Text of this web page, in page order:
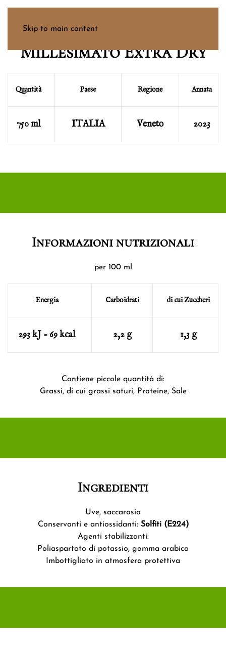
Skip to main content
Spumante Bianco
Millesimato Extra Dry
Quantità Paese Regione Annata
750 ml ITALIA Veneto 2023
Informazioni nutrizionali
per 100 ml
Energia Carboidrati di cui Zuccheri
293 kJ - 69 kcal 2,2 g 1,3 g
Contiene piccole quantità di:
Grassi, di cui grassi saturi, Proteine, Sale
Ingredienti
Uve, saccarosio
Conservanti e antiossidanti: Solfiti (E224)
Agenti stabilizzanti:
Poliaspartato di potassio, gomma arabica
Imbottigliato in atmosfera protettiva